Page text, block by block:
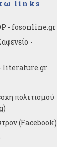
links
- fosonline.gr
-
literature.gr
πολιτισμού
(Facebook)